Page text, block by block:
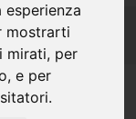
mostrarti
mirati, per
e per